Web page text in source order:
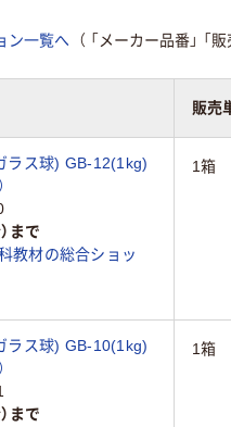
ン一覧へ （ 「メーカー品番」 「
販売
ラス球) GB-12(1kg)
まで
教材の総合ショッ
1箱
ラス球) GB-10(1kg)
まで
1箱